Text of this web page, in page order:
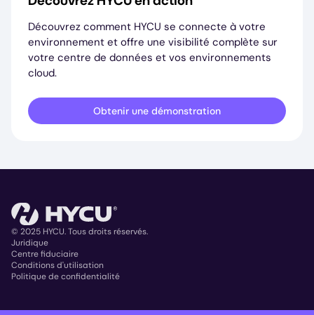
Découvrez comment HYCU se connecte à votre
environnement et offre une visibilité complète sur
votre centre de données et vos environnements
cloud.
Obtenir une démonstration
Copyright
© 2025 HYCU. Tous droits réservés.
Juridique
Centre fiduciaire
Conditions d'utilisation
Politique de confidentialité